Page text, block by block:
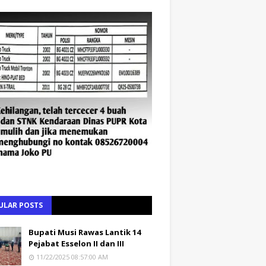
POSTS
Bupati Musi Rawas Lantik 14
Pejabat Esselon II dan III
11/22/2025 08:57:00 AM